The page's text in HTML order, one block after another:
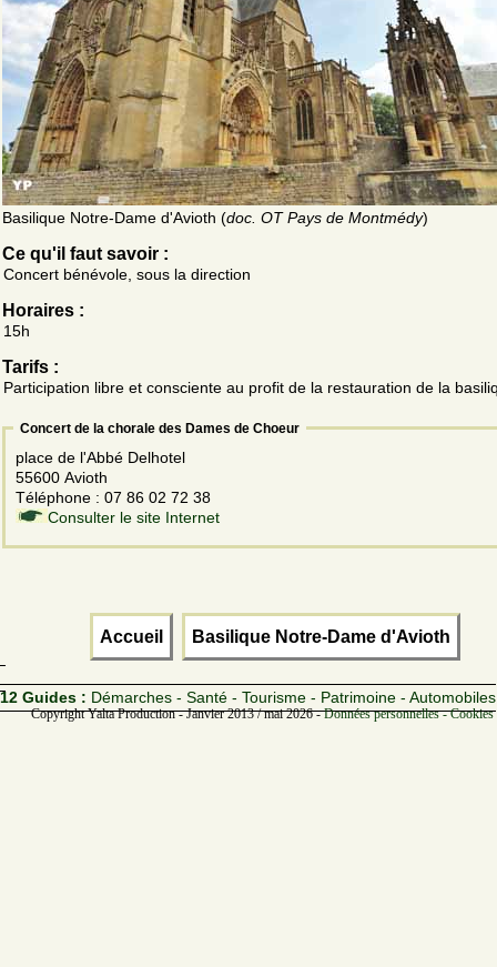
Basilique Notre-Dame d'Avioth (doc. OT Pays de Montmédy)
Ce qu'il faut savoir :
Concert bénévole, sous la direction
Horaires :
15h
Tarifs :
Participation libre et consciente au profit de la restauration de la
Concert de la chorale des Dames de Choeur
place de l'Abbé Delhotel
55600 Avioth
Téléphone : 07 86 02 72 38
Consulter le site Internet
Accueil Basilique Notre-Dame d'Avioth
12 Guides : Démarches - Santé - Tourisme - Patrimoine - Automobiles
Copyright Yalta Production - Janvier 2013 / mai 2026 -Données personnelles -